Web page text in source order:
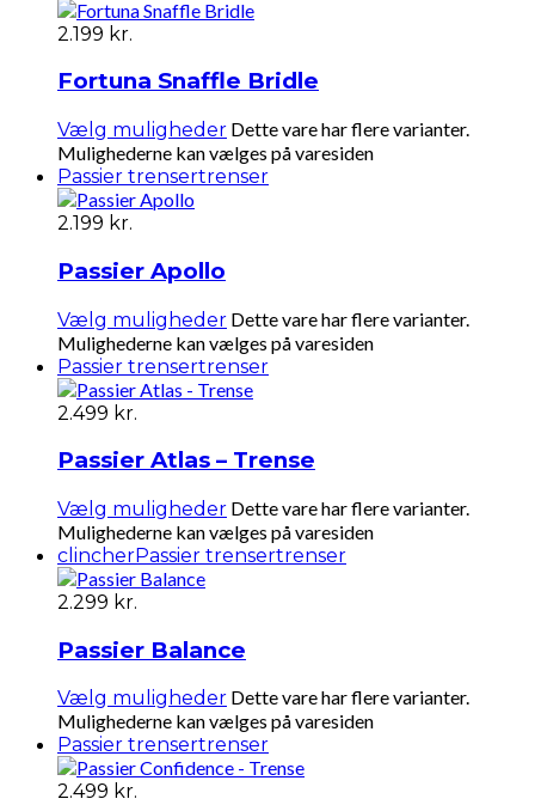
2.199 kr.
Fortuna Snaffle Bridle
Vælg muligheder Dette vare har flere varianter.
Mulighederne kan vælges på varesiden
Passier trensertrenser
2.199 kr.
Passier Apollo
Vælg muligheder Dette vare har flere varianter.
Mulighederne kan vælges på varesiden
Passier trensertrenser
2.499 kr.
Passier Atlas – Trense
Vælg muligheder Dette vare har flere varianter.
Mulighederne kan vælges på varesiden
clincherPassier trensertrenser
2.299 kr.
Passier Balance
Vælg muligheder Dette vare har flere varianter.
Mulighederne kan vælges på varesiden
Passier trensertrenser
2.499 kr.